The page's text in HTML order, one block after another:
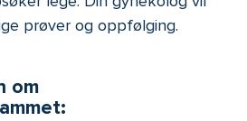
prøver og oppfølging.
om